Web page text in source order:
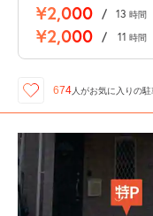
¥2,000 / 13 時間
¥2,000 / 11 時間
674人がお気に入りの駐